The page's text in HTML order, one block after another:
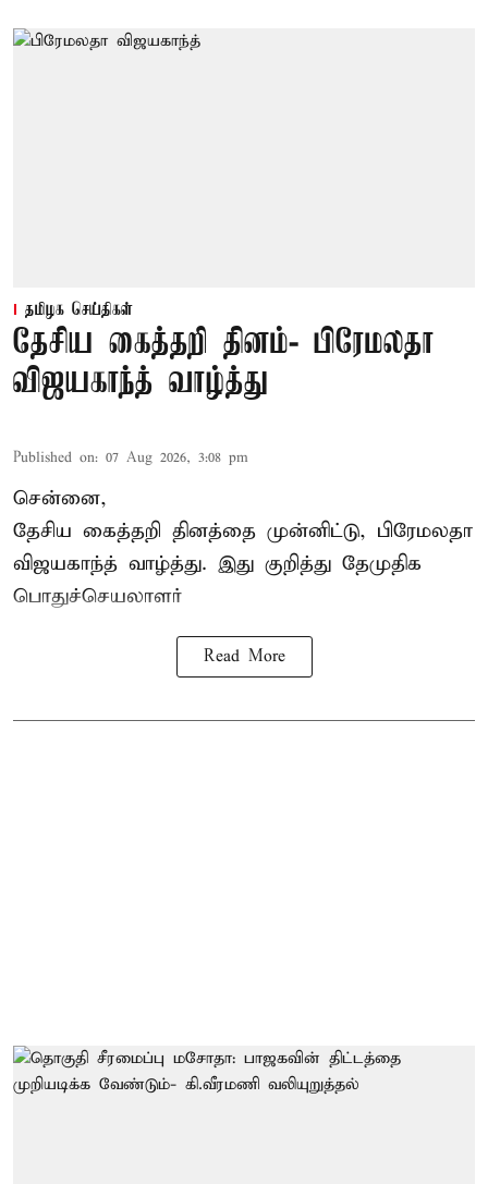
தமிழக செய்திகள்
தேசிய கைத்தறி தினம்- பிரேமலதா
விஜயகாந்த் வாழ்த்து
Published on: 07 Aug 2026, 3:08 pm
சென்னை,
தேசிய கைத்தறி தினத்தை முன்னிட்டு, பிரேமலதா
விஜயகாந்த் வாழ்த்து. இது குறித்து தேமுதிக
பொதுச்செயலாளர்
Read More